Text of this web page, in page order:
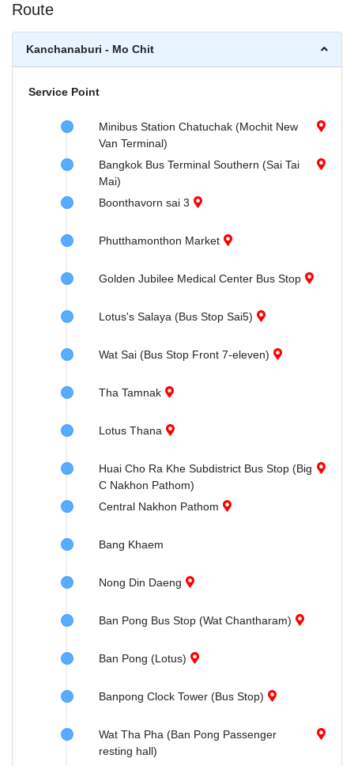
Route
Kanchanaburi - Mo Chit
Service Point
Minibus Station Chatuchak (Mochit New
Van Terminal)
Bangkok Bus Terminal Southern (Sai Tai
Mai)
Boonthavorn sai 3
Phutthamonthon Market
Golden Jubilee Medical Center Bus Stop
Lotus's Salaya (Bus Stop Sai5)
Wat Sai (Bus Stop Front 7-eleven)
Tha Tamnak
Lotus Thana
Huai Cho Ra Khe Subdistrict Bus Stop (Big
C Nakhon Pathom)
Central Nakhon Pathom
Bang Khaem
Nong Din Daeng
Ban Pong Bus Stop (Wat Chantharam)
Ban Pong (Lotus)
Banpong Clock Tower (Bus Stop)
Wat Tha Pha (Ban Pong Passenger
resting hall)